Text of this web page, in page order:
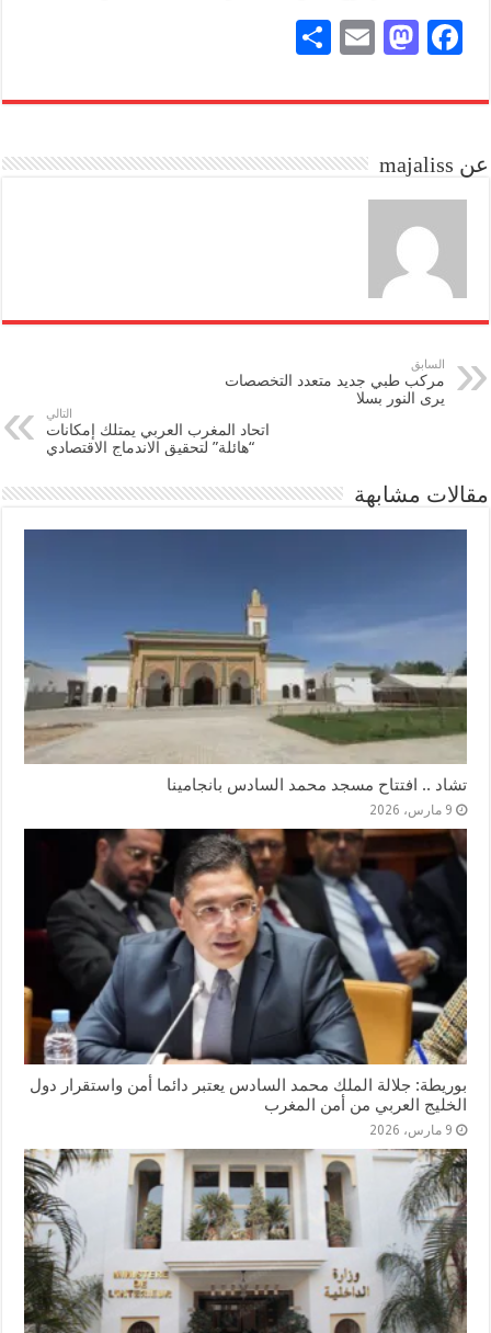
Fa
bo
M
to
n
E
ail
re
عن majaliss
السابق
مركب طبي جديد متعدد التخصصات
يرى النور بسلا
التالي
اتحاد المغرب العربي يمتلك إمكانات
“هائلة” لتحقيق الاندماج الاقتصادي
مقالات مشابهة
تشاد .. افتتاح مسجد محمد السادس بانجامينا
9 مارس، 2026
بوريطة: جلالة الملك محمد السادس يعتبر دائما أمن واستقرار دول
الخليج العربي من أمن المغرب
9 مارس، 2026